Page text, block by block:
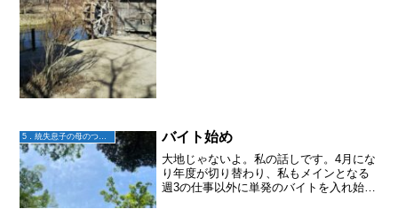
5．統失息子の母のつぶやき バイト始め
大地じゃないよ。私の話しです。4月にな
り年度が切り替わり、私もメインとなる
週3の仕事以外に単発のバイトを入れ始め